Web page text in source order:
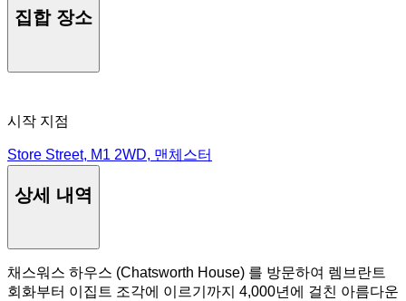
집합 장소
시작 지점
Store Street, M1 2WD, 맨체스터
상세 내역
채스워스 하우스 (Chatsworth House) 를 방문하여 렘브란트
회화부터 이집트 조각에 이르기까지 4,000년에 걸친 아름다운